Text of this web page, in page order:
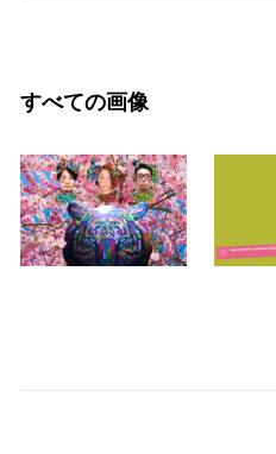
すべての画像